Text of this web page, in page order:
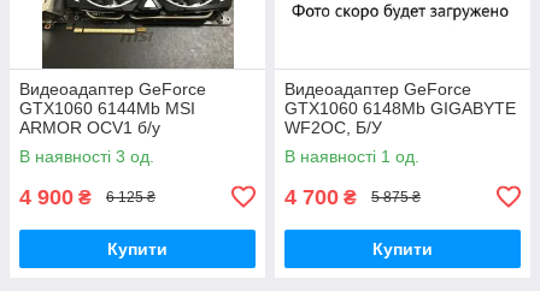
Видеоадаптер GeForce
GTX1060 6144Mb MSI
ARMOR OCV1 б/у
В наявності 3 од.
4 900 ₴ 6 125 ₴
Купити
Видеоадаптер GeForce
GTX1060 6148Mb GIGABYTE
WF2OC, Б/У
В наявності 1 од.
4 700 ₴ 5 875 ₴
Купити